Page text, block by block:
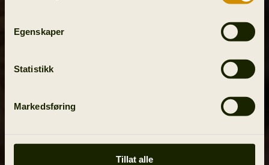
Egenskaper
Statistikk
Markedsføring
Tillat alle